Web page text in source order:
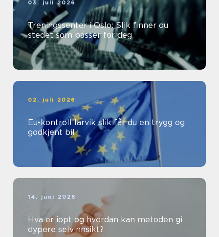
03. juli 2026
Treningssenter i Oslo: Slik finner du
stedet som passer for deg
02. juli 2026
Eu-kontroll larvik slik får du en trygg og
godkjent bil
14. juni 2026
Hva er iopt og hvordan kan metoden gi
dypere selvinnsikt?